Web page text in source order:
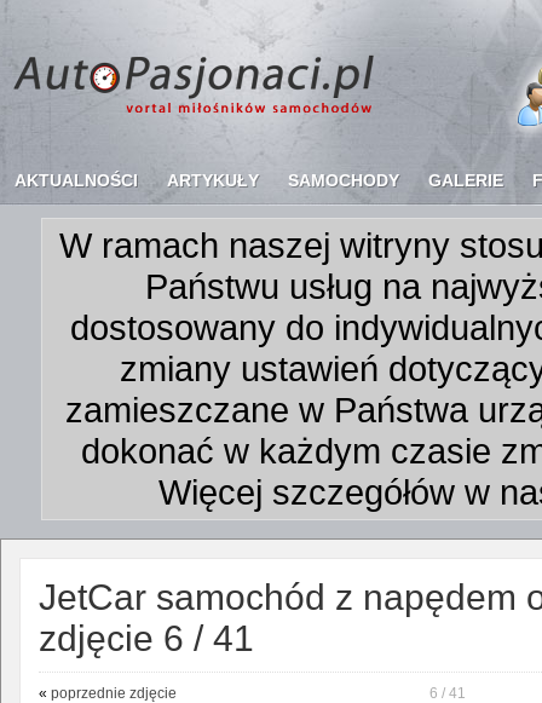
AKTUALNOŚCI ARTYKUŁY SAMOCHODY GALERIE
W ramach naszej witryny
Państwu usług na
dostosowany do
zmiany ustawień
zamieszczane w Państwa
dokonać w każdym czasie
Więcej szczegółów w
JetCar samochód z napędem
zdjęcie 6 / 41
« poprzednie zdjęcie 6 / 41